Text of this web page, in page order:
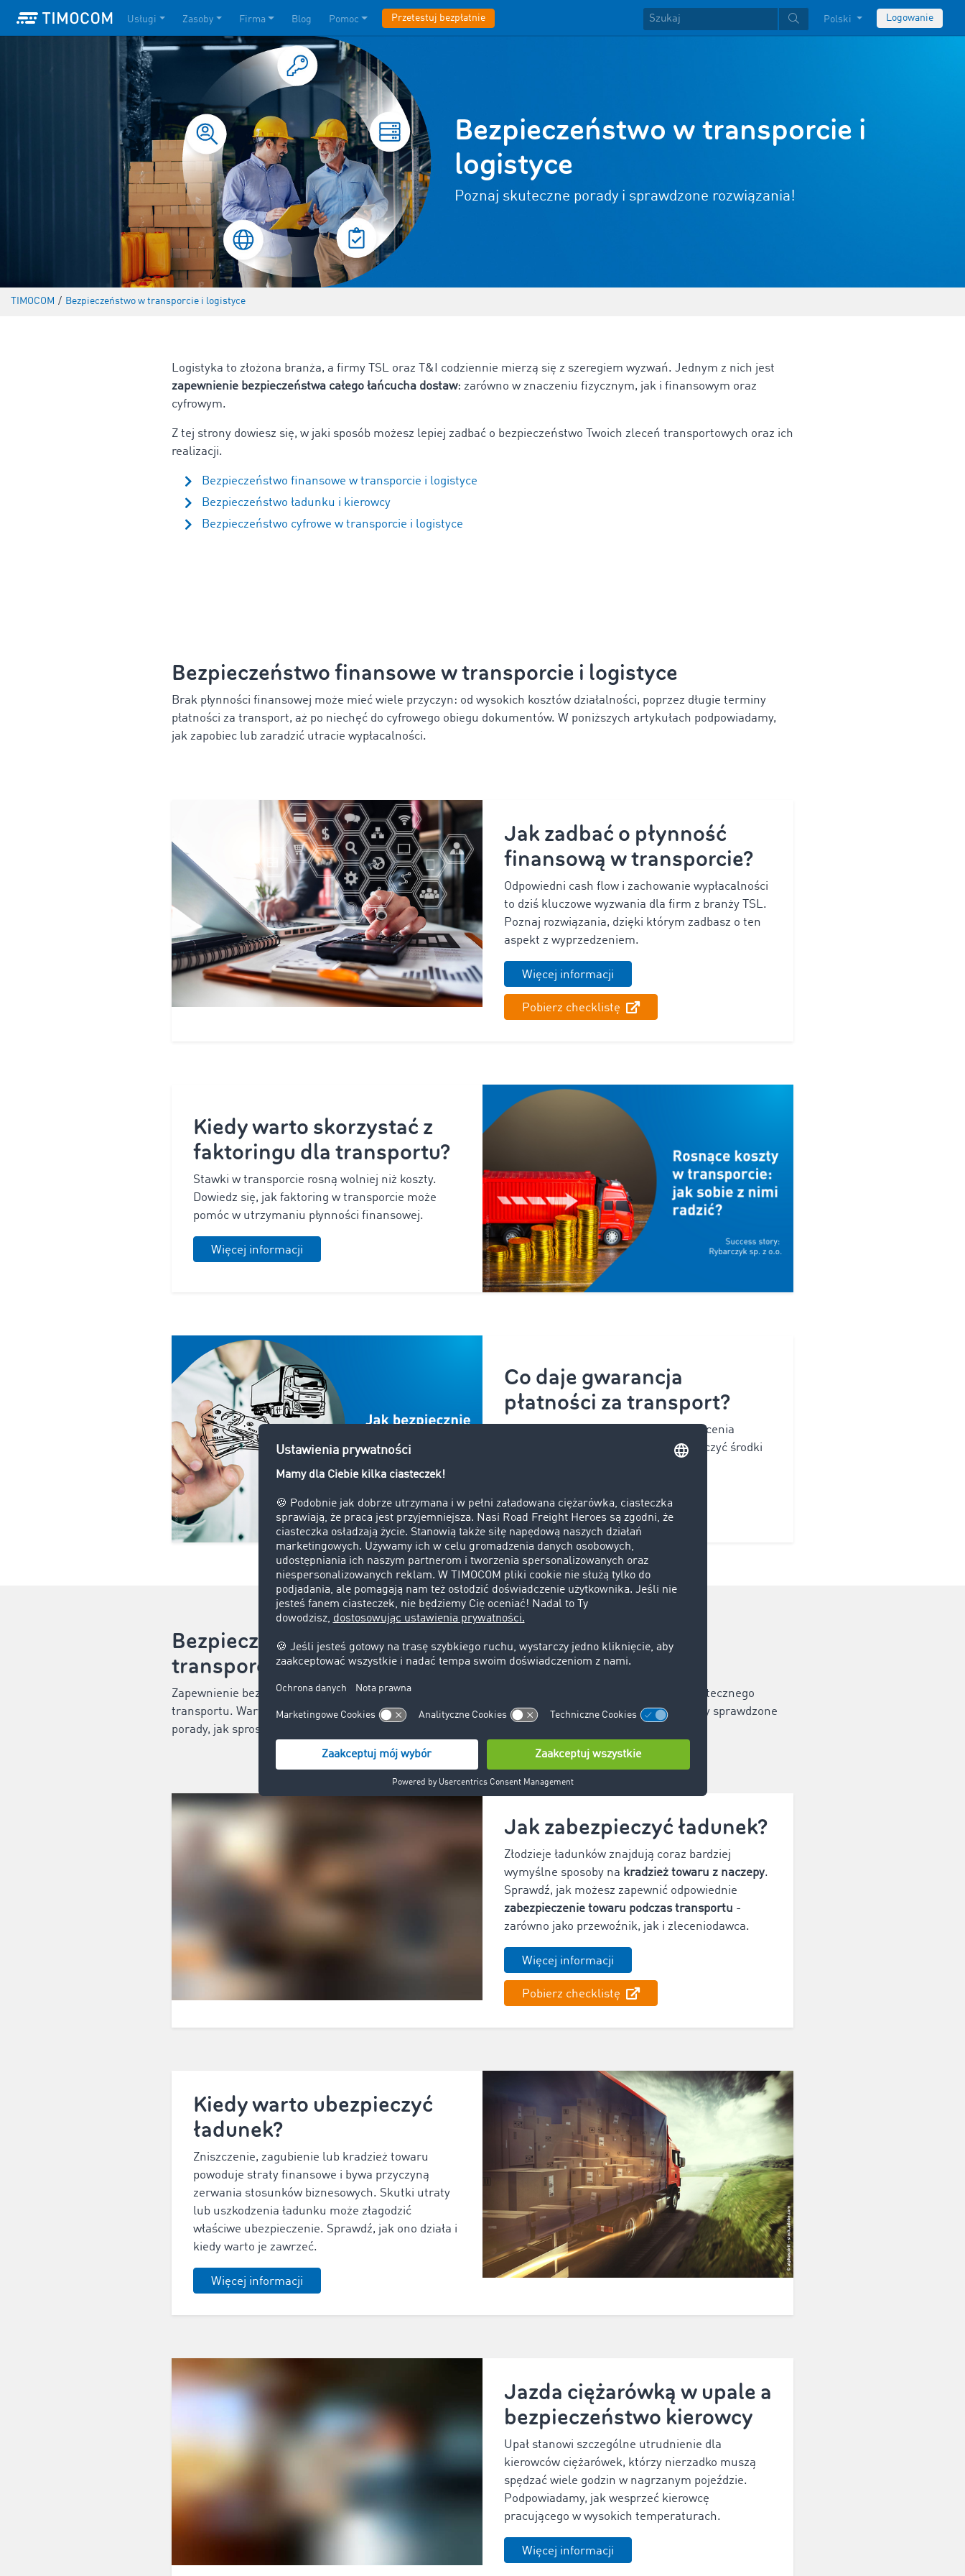
Usługi Zasoby Firma Blog Pomoc Przetestuj bezpłatnie Polski Logowanie
Bezpieczeństwo w transporcie i
logistyce
Poznaj skuteczne porady i sprawdzone rozwiązania!
TIMOCOM / Bezpieczeństwo w transporcie i logistyce
Logistyka to złożona branża, a firmy TSL oraz T&I codziennie mierzą się z szeregiem wyzwań. Jednym z nich jest
zapewnienie bezpieczeństwa całego łańcucha dostaw: zarówno w znaczeniu fizycznym, jak i finansowym oraz
cyfrowym.
Z tej strony dowiesz się, w jaki sposób możesz lepiej zadbać o bezpieczeństwo Twoich zleceń transportowych oraz ich
realizacji.
Bezpieczeństwo finansowe w transporcie i logistyce
Bezpieczeństwo ładunku i kierowcy
Bezpieczeństwo cyfrowe w transporcie i logistyce
Bezpieczeństwo finansowe w transporcie i logistyce
Brak płynności finansowej może mieć wiele przyczyn: od wysokich kosztów działalności, poprzez długie terminy
płatności za transport, aż po niechęć do cyfrowego obiegu dokumentów. W poniższych artykułach podpowiadamy,
jak zapobiec lub zaradzić utracie wypłacalności.
Jak zadbać o płynność
finansową w transporcie?
Odpowiedni cash flow i zachowanie wypłacalności
to dziś kluczowe wyzwania dla firm z branży TSL.
Poznaj rozwiązania, dzięki którym zadbasz o ten
aspekt z wyprzedzeniem.
Więcej informacji
Pobierz checklistę
Kiedy warto skorzystać z
faktoringu dla transportu?
Stawki w transporcie rosną wolniej niż koszty.
Dowiedz się, jak faktoring w transporcie może
pomóc w utrzymaniu płynności finansowej.
Więcej informacji
Co daje gwarancja
płatności za transport?
Sprawdź, jak bezpiecznie zawierać zlecenia
transportowe i jednocześnie zabezpieczyć środki
Więcej informacji
Bezpieczeństwo kierowcy i zabezpieczenie ładunku w
transporcie
Zapewnienie bezpieczeństwa kierowcy oraz odpowiedniego zabezpieczenia ładunku to podstawy skutecznego
transportu. Warto o nie zadbać, aby łańcuch dostaw przebiegał bez zakłóceń. Poniżej przedstawiamy sprawdzone
porady, jak sprostać wyzwaniom kierowcy w trasie oraz jak ubezpieczyć i zabezpieczyć ładunek.
Jak zabezpieczyć ładunek?
Złodzieje ładunków znajdują coraz bardziej
wymyślne sposoby na kradzież towaru z naczepy.
Sprawdź, jak możesz zapewnić odpowiednie
zabezpieczenie towaru podczas transportu -
zarówno jako przewoźnik, jak i zleceniodawca.
Więcej informacji
Pobierz checklistę
Kiedy warto ubezpieczyć
ładunek?
Zniszczenie, zagubienie lub kradzież towaru
powoduje straty finansowe i bywa przyczyną
zerwania stosunków biznesowych. Skutki utraty
lub uszkodzenia ładunku może złagodzić
właściwe ubezpieczenie. Sprawdź, jak ono działa i
kiedy warto je zawrzeć.
Więcej informacji
Jazda ciężarówką w upale a
bezpieczeństwo kierowcy
Upał stanowi szczególne utrudnienie dla
kierowców ciężarówek, którzy nierzadko muszą
spędzać wiele godzin w nagrzanym pojeździe.
Podpowiadamy, jak wesprzeć kierowcę
pracującego w wysokich temperaturach.
Więcej informacji